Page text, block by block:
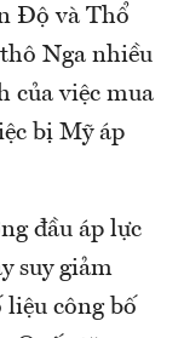
Độ và Thổ
Nga nhiều
của việc mua
bị Mỹ áp
đầu áp lực
suy giảm
công bố